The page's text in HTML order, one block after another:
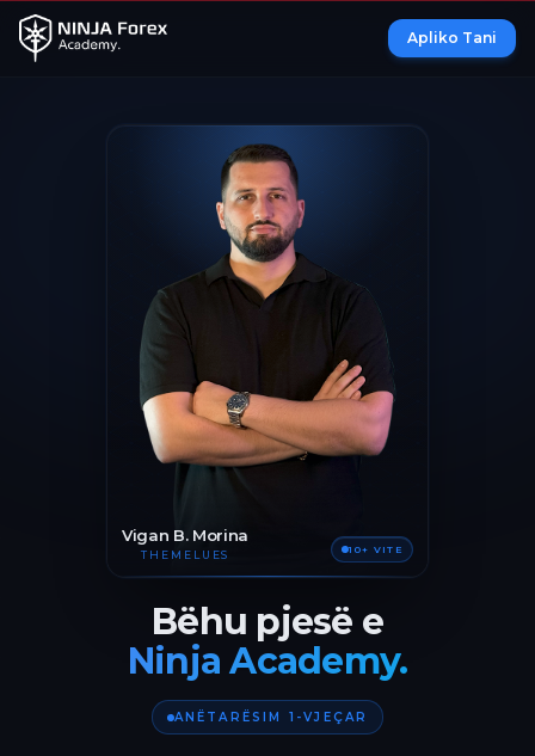
Apliko Tani
Vigan B. Morina
THEMELUES 10+ VITE
Bëhu pjesë e
Ninja Academy.
ANËTARËSIM 1-VJEÇAR